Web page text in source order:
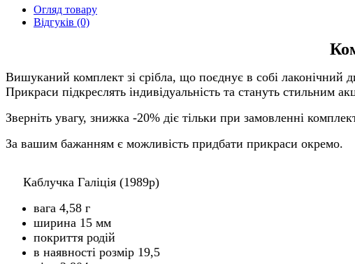
Огляд товару
Відгуків (0)
Вишуканий комплект зі срібла, що поєднує в собі лаконічний
Прикраси підкреслять індивідуальність та стануть стильним
Зверніть увагу, знижка -20% діє тільки при замовленні
За вашим бажанням є можливість придбати прикраси окремо.
Каблучка Галіція (1989р)
вага 4,58 г
ширина 15 мм
покриття родій
в наявності розмір 19,5